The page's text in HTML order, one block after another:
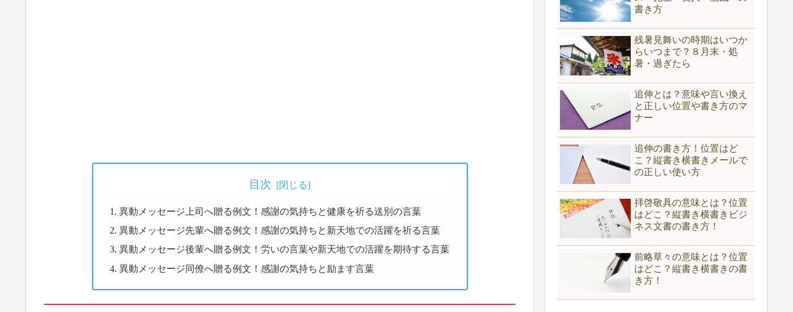
目次
異動メッセージ上司へ贈る例文！感謝の気持ちと健康を祈る送別の言葉
異動メッセージ先輩へ贈る例文！感謝の気持ちと新天地での活躍を祈る言葉
異動メッセージ後輩へ贈る例文！労いの言葉や新天地での活躍を期待する言葉
異動メッセージ同僚へ贈る例文！感謝の気持ちと励ます言葉
書き方
残暑見舞いの時期はいつか
らいつまで？８月末・処
暑・過ぎたら
追伸とは？意味や言い換え
と正しい位置や書き方のマ
ナー
追伸の書き方！位置はど
こ？縦書き横書きメールで
の正しい使い方
拝啓敬具の意味とは？位置
はどこ？縦書き横書きビジ
ネス文書の書き方！
前略草々の意味とは？位置
はどこ？縦書き横書きの書
き方！